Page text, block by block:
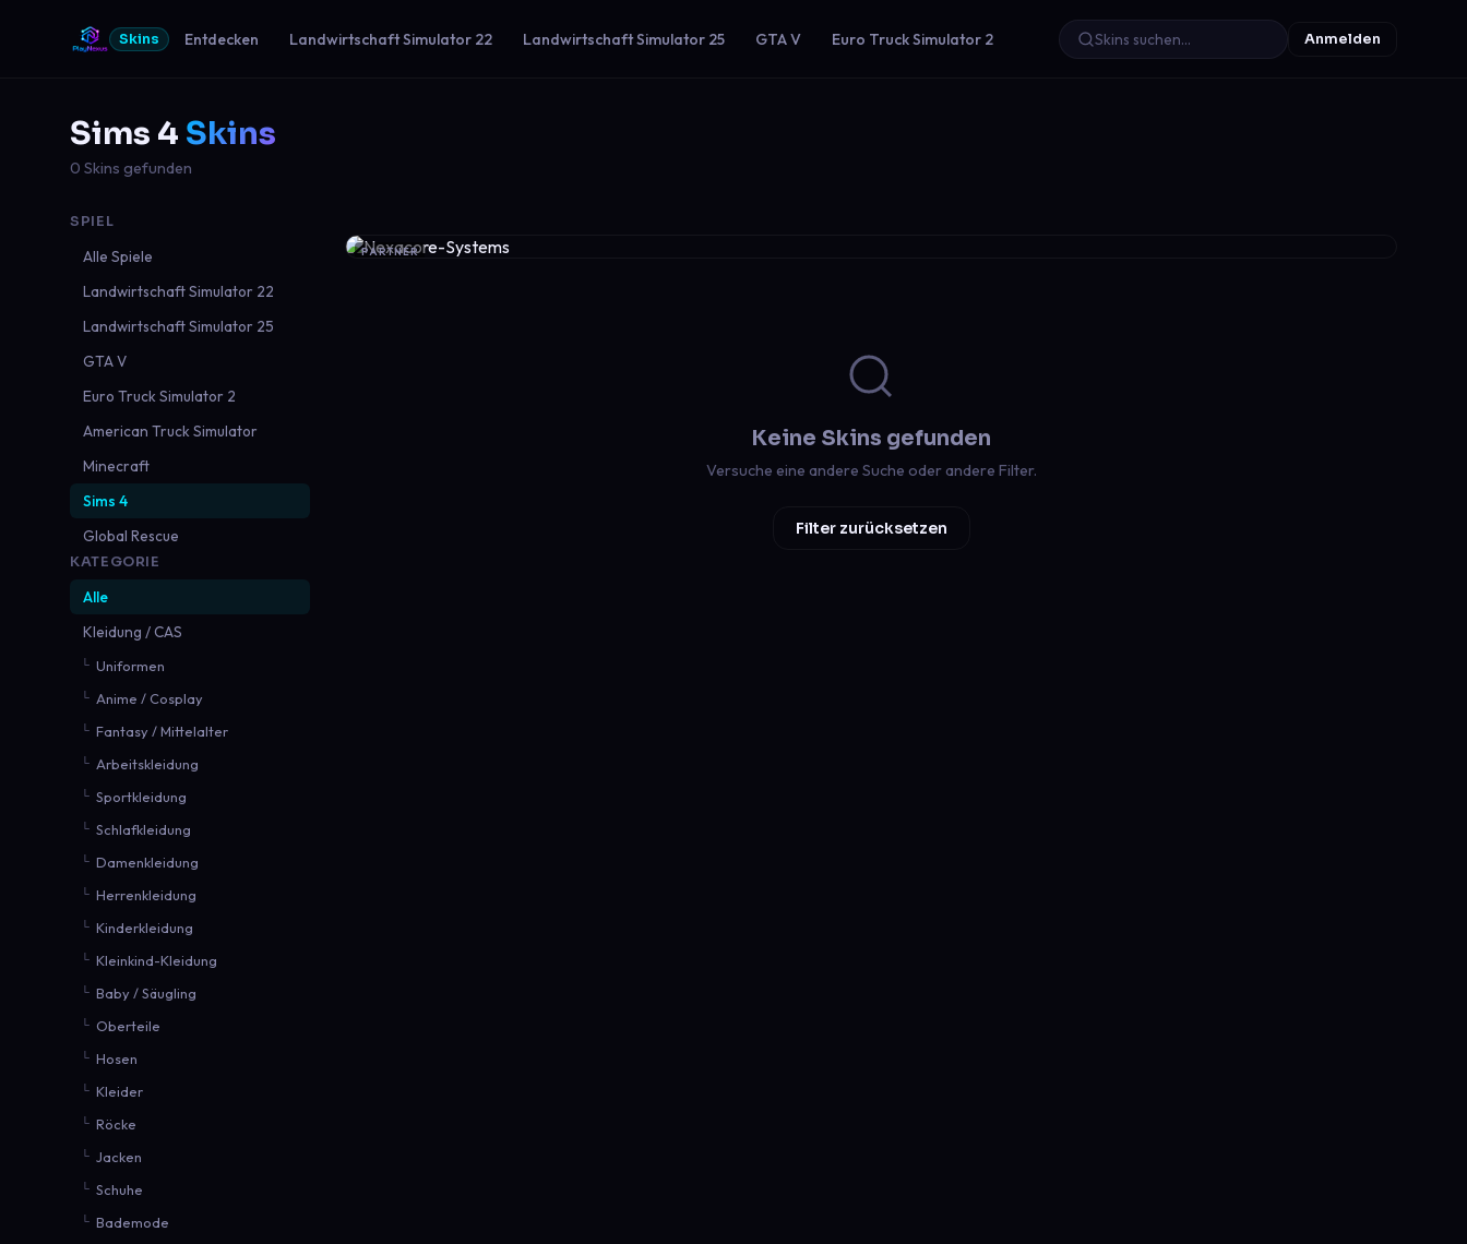
Skins Entdecken Landwirtschaft Simulator 22 Landwirtschaft Simulator 25 GTA V Euro Truck Simulator 2 Anmelden
Sims 4 Skins
0 Skins gefunden
SPIEL
Alle Spiele
Landwirtschaft Simulator 22
Landwirtschaft Simulator 25
GTA V
Euro Truck Simulator 2
American Truck Simulator
Minecraft
Sims 4
Global Rescue
KATEGORIE
Alle
Kleidung / CAS
Uniformen
Anime / Cosplay
Fantasy / Mittelalter
Arbeitskleidung
Sportkleidung
Schlafkleidung
Damenkleidung
Herrenkleidung
Kinderkleidung
Kleinkind-Kleidung
Baby / Säugling
Oberteile
Hosen
Kleider
Röcke
Jacken
Schuhe
Bademode
PARTNER
Keine Skins gefunden
Versuche eine andere Suche oder andere Filter.
Filter zurücksetzen